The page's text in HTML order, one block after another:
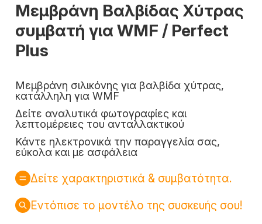
Μεμβράνη Βαλβίδας Χύτρας
συμβατή για WMF / Perfect
Plus
Μεμβράνη σιλικόνης για βαλβίδα χύτρας,
κατάλληλη για WMF
Δείτε αναλυτικά φωτογραφίες και
λεπτομέρειες του ανταλλακτικού
Κάντε ηλεκτρονικά την παραγγελία σας,
εύκολα και με ασφάλεια
Δείτε χαρακτηριστικά & συμβατότητα.
Εντόπισε το μοντέλο της συσκευής σου!